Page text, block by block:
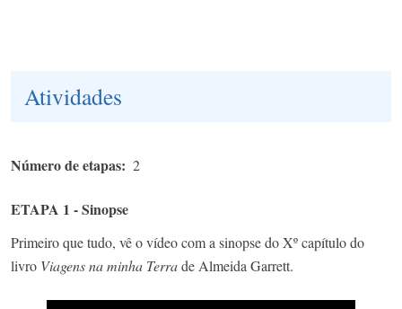
Atividades
Número de etapas 2
ETAPA 1 - Sinopse
Primeiro que tudo, vê o vídeo com a sinopse do Xº capítulo do
livro Viagens na minha Terrade Almeida Garrett.